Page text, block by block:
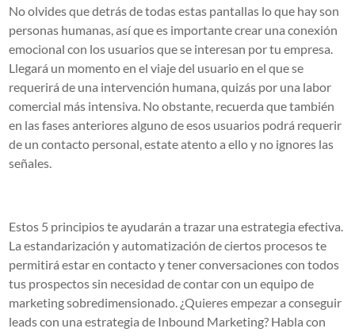
No olvides que detrás de todas estas pantallas lo que hay son
personas humanas, así que es importante crear una conexión
emocional con los usuarios que se interesan por tu empresa.
Llegará un momento en el viaje del usuario en el que se
requerirá de una intervención humana, quizás por una labor
comercial más intensiva. No obstante, recuerda que también
en las fases anteriores alguno de esos usuarios podrá requerir
de un contacto personal, estate atento a ello y no ignores las
señales.
Estos 5 principios te ayudarán a trazar una estrategia efectiva.
La estandarización y automatización de ciertos procesos te
permitirá estar en contacto y tener conversaciones con todos
tus prospectos sin necesidad de contar con un equipo de
marketing sobredimensionado. ¿Quieres empezar a conseguir
leads con una estrategia de Inbound Marketing? Habla con